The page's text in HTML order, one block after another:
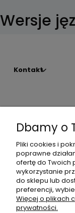
Wersje
Kontakt
Dbamy o
Pliki cookies i
poprawne
ofertę do Twoich
wykorzystanie
do sklepu lub
preferencji,
Więcej o plikach
prywatności.